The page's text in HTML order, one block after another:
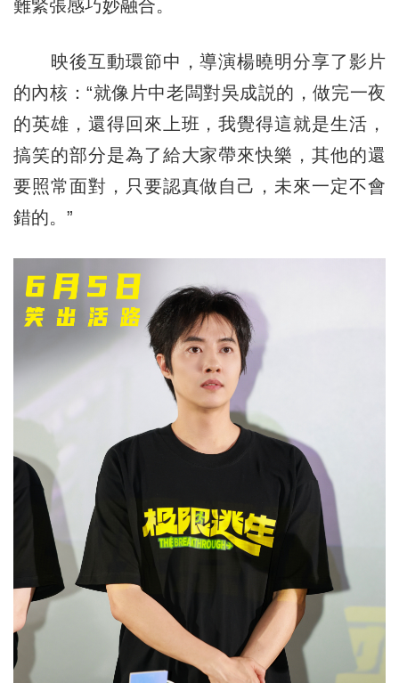
難緊張感巧妙融合。
映後互動環節中，導演楊曉明分享了影片
的內核：“就像片中老闆對吳成説的，做完一夜
的英雄，還得回來上班，我覺得這就是生活，
搞笑的部分是為了給大家帶來快樂，其他的還
要照常面對，只要認真做自己，未來一定不會
錯的。”